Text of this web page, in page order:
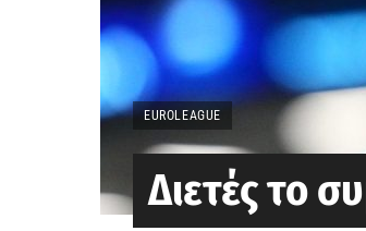
EUROLEAGUE
Διετές το